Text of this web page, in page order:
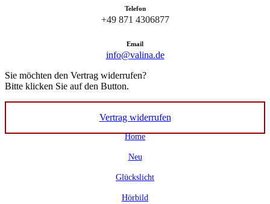
Telefon
+49 871 4306877
Email
info@valina.de
Sie möchten den Vertrag widerrufen?
Bitte klicken Sie auf den Button.
Vertrag widerrufen
Home
Neu
Glückslicht
Hörbild